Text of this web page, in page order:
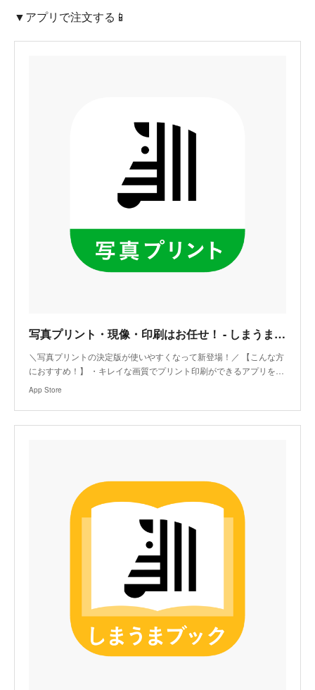
▼アプリで注文する📱
‎写真プリント・現像・印刷はお任せ！ - しまうまプリント
‎＼写真プリントの決定版が使いやすくなって新登場！／ 【こんな方
におすすめ！】 ・キレイな画質でプリント印刷ができるアプリを…
App Store